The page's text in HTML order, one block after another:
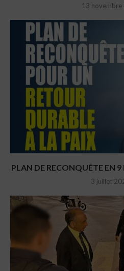
13 novembre
PLAN DE RECONQUÊTE EN 9
3 juillet